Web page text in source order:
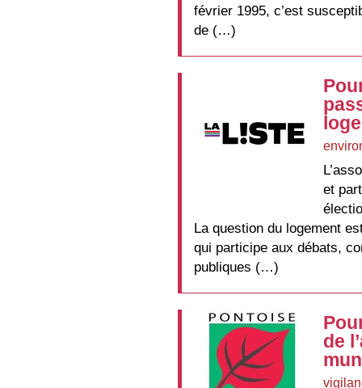
février 1995, c’est
de (…)
et
La question du logement
qui participe aux débats,
publiques (…)
de